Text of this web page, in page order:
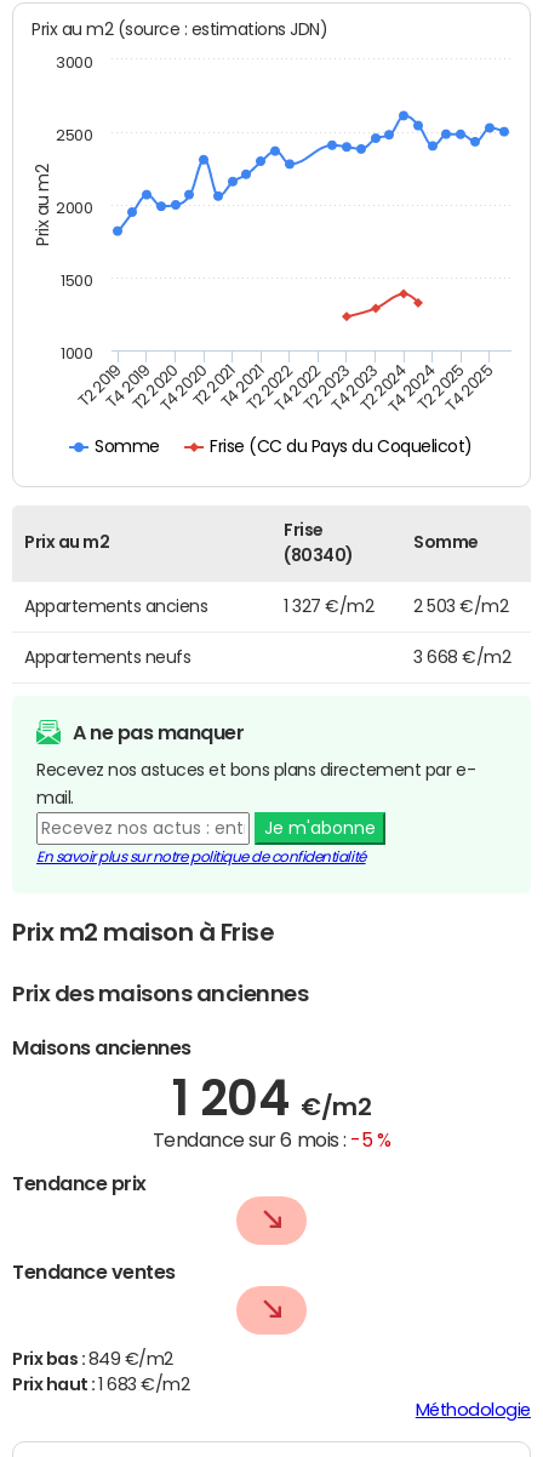
Prix au m2
Prix au m2 (source : estimations JDN)
Somme Frise (CC du Pays du Coquelicot)
T2 2019T4 2019T2 2020T4 2020T2 2021T4 2021T2 2022T4 2022T2 2023T4 2023T2 2024T4 2024T2 2025T4 2025
1000
1500
2000
2500
3000
Prix au m2
Frise
(80340)
Somme
Appartements anciens 1 327 €/m2 2 503 €/m2
Appartements neufs 3 668 €/m2
A ne pas manquer
Recevez nos astuces et bons plans directement par e-
mail.
Je m'abonne
En savoir plus sur notre politique de confidentialité
Prix m2 maison à Frise
Prix des maisons anciennes
Maisons anciennes
1 204 €/m2
Tendance sur 6 mois : -5 %
Tendance prix
Tendance ventes
Prix bas : 849 €/m2
Prix haut :
1 683 €/m2
Méthodologie